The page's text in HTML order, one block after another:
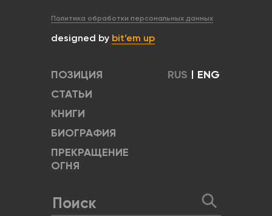
Политика обработки персональных данных
designed by bit’em up
ПОЗИЦИЯ
СТАТЬИ
КНИГИ
БИОГРАФИЯ
ПРЕКРАЩЕНИЕ
ОГНЯ
RUS | ENG